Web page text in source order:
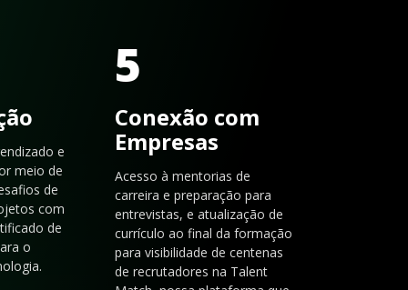
e
meio de
de
com
de
o
5
Conexão com
Empresas
Acesso à mentorias de
carreira e preparação para
entrevistas, e atualização de
currículo ao final da formação
para visibilidade de centenas
de recrutadores na Talent